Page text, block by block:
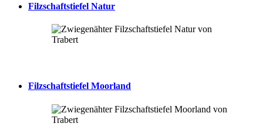
Filzschaftstiefel Natur
Filzschaftstiefel Moorland